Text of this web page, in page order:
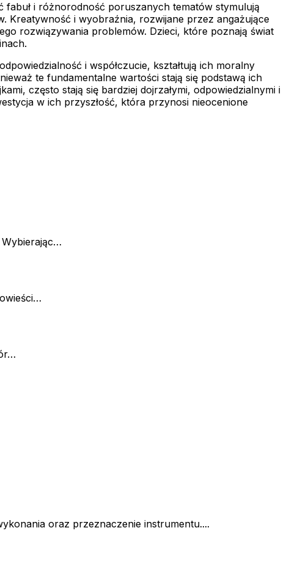
fabuł i różnorodność poruszanych tematów stymulują
Kreatywność i wyobraźnia, rozwijane przez angażujące
rozwiązywania problemów. Dzieci, które poznają świat
i współczucie, kształtują ich moralny
te fundamentalne wartości stają się podstawą ich
często stają się bardziej dojrzałymi, odpowiedzialnymi i
w ich przyszłość, która przynosi nieocenione
oraz przeznaczenie instrumentu....